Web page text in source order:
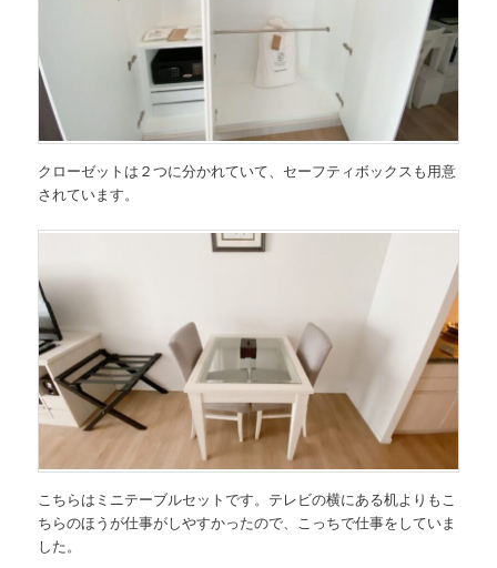
クローゼットは２つに分かれていて、セーフティボックスも用意
されています。
こちらはミニテーブルセットです。テレビの横にある机よりもこ
ちらのほうが仕事がしやすかったので、こっちで仕事をしていま
した。